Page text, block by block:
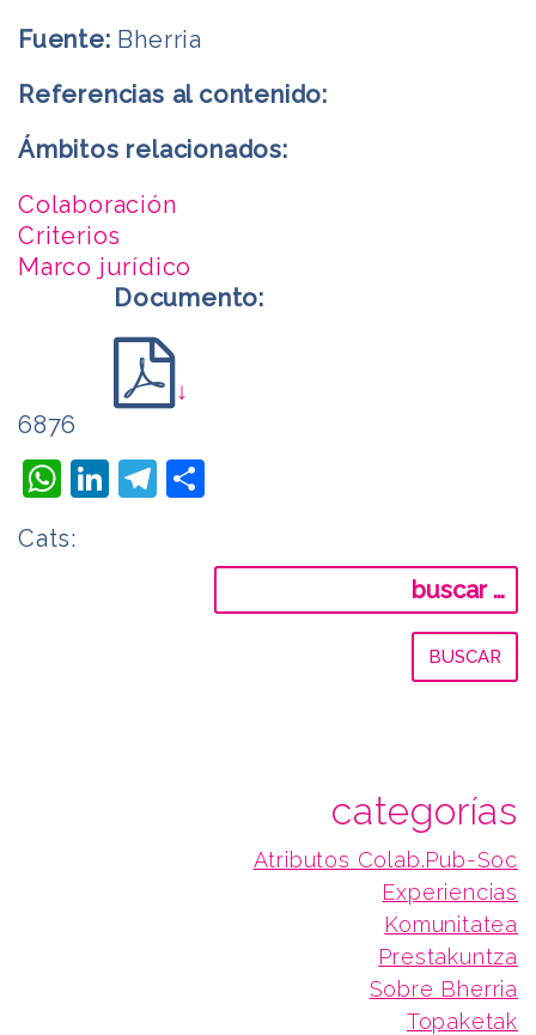
Fuente: Bherria
Referencias al contenido:
Ámbitos relacionados:
Colaboración
Criterios
Marco jurídico
Documento:
↓
6876
WhatsApp
LinkedIn
Telegram
Cats:
categorías
Atributos Colab.Pub-Soc
Experiencias
Komunitatea
Prestakuntza
Sobre Bherria
Topaketak